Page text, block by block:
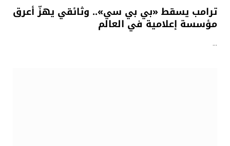
ترامب يسقط «بي بي سي».. وثائقي يهزّ أعرق
مؤسسة إعلامية في العالم
…